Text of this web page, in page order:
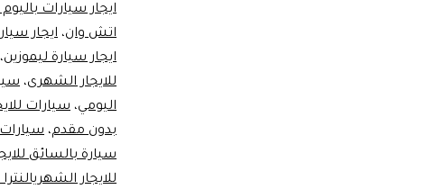
ايجار سيارات
اتش وان، ايجار
ايجار سيارة ليموزين،
للايجار الشهرى،
اليومي، سيارات
بدون مقدم، سيارات
سيارة بالسائق
للايجار